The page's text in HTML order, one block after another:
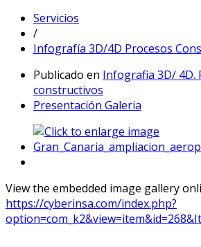
Servicios
/
Infografía 3D/4D Procesos
Publicado en Infografia 3D/ 4D.
constructivos
Presentación Galeria
View the embedded image gallery
https://cyberinsa.com/index.php?